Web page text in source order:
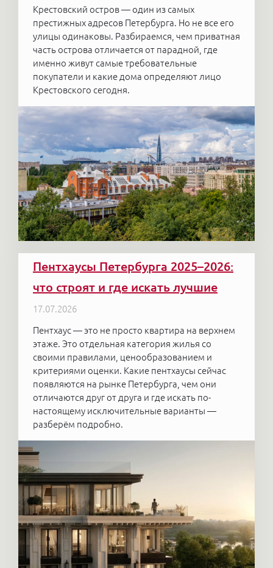
Крестовский остров — один из самых
престижных адресов Петербурга. Но не все его
улицы одинаковы. Разбираемся, чем приватная
часть острова отличается от парадной, где
именно живут самые требовательные
покупатели и какие дома определяют лицо
Крестовского сегодня.
Пентхаусы Петербурга 2025–2026:
что строят и где искать лучшие
17.07.2026
Пентхаус — это не просто квартира на верхнем
этаже. Это отдельная категория жилья со
своими правилами, ценообразованием и
критериями оценки. Какие пентхаусы сейчас
появляются на рынке Петербурга, чем они
отличаются друг от друга и где искать по-
настоящему исключительные варианты —
разберём подробно.